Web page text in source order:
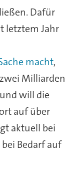
Dafür
letztem Jahr
macht,
Milliarden
will die
auf über
aktuell bei
Bedarf auf